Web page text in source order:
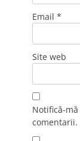
Email *
Site web
Notifică-
comentarii.